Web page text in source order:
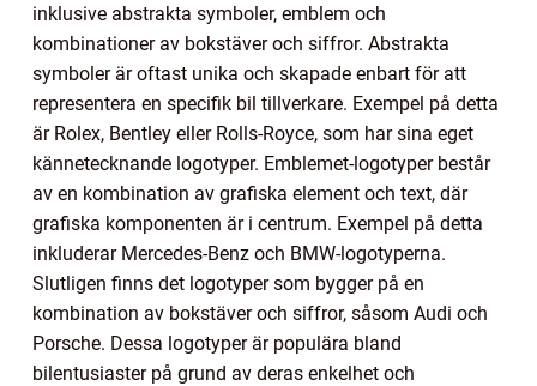
inklusive abstrakta symboler, emblem och
kombinationer av bokstäver och siffror. Abstrakta
symboler är oftast unika och skapade enbart för att
representera en specifik bil tillverkare. Exempel på detta
är Rolex, Bentley eller Rolls-Royce, som har sina eget
kännetecknande logotyper. Emblemet-logotyper består
av en kombination av grafiska element och text, där
grafiska komponenten är i centrum. Exempel på detta
inkluderar Mercedes-Benz och BMW-logotyperna.
Slutligen finns det logotyper som bygger på en
kombination av bokstäver och siffror, såsom Audi och
Porsche. Dessa logotyper är populära bland
bilentusiaster på grund av deras enkelhet och